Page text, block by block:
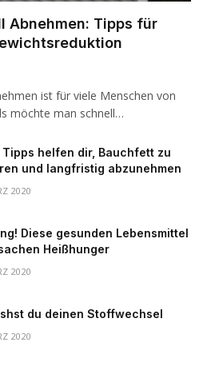
Abnehmen: Tipps für
ist für viele Menschen von
möchte man schnell…
Tipps helfen dir, Bauchfett zu
und langfristig abzunehmen
2020
Diese gesunden Lebensmittel
Heißhunger
2020
du deinen Stoffwechsel
2020